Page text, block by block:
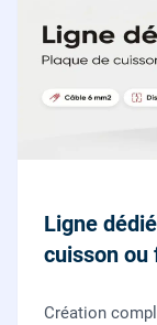
Ligne
cuisson ou
Création